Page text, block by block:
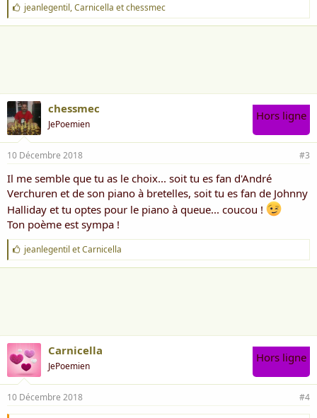
J
'
a
jeanlegentil,Carnicella etchessmec
chessmec
JePoemien
Hors ligne
10 Décembre 2018 #3
Il me semble que tu as le choix... soit tu es fan d'André
Verchuren et de son piano à bretelles, soit tu es fan de Johnny
Halliday et tu optes pour le piano à queue... coucou !
Ton poème est sympa !
J
'
a
jeanlegentil etCarnicella
Carnicella
JePoemien
Hors ligne
10 Décembre 2018 #4